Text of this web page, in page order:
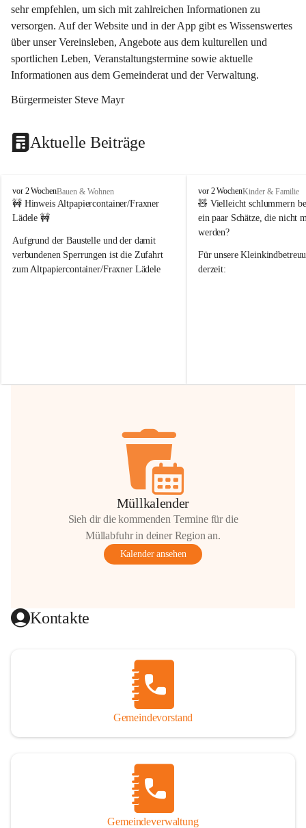
sehr empfehlen, um sich mit zahlreichen Informationen zu
versorgen. Auf der Website und in der App gibt es Wissenswertes
über unser Vereinsleben, Angebote aus dem kulturellen und
sportlichen Leben, Veranstaltungstermine sowie aktuelle
Informationen aus dem Gemeinderat und der Verwaltung.
Bürgermeister Steve Mayr
Aktuelle Beiträge
F
r
a
e
r
n
vor 2 WochenBauen & Wohnen
🚧 Hinweis Altpapiercontainer/Fraxner
Lädele 🚧
Aufgrund der Baustelle und der damit
verbundenen Sperrungen ist die Zufahrt
zum Altpapiercontainer/Fraxner Lädele
Hilfsbereitschaft!
F
r
a
x
r
n
vor 2 WochenKinder & Familie
🧸 Vielleicht schlummern
ein paar Schätze, die nicht
werden?
Für unsere
derzeit:
Müllkalender
Sieh dir die kommenden Termine für die
Müllabfuhr in deiner Region an.
Kalender ansehen
Kontakte
Gemeindevorstand
Gemeindeverwaltung